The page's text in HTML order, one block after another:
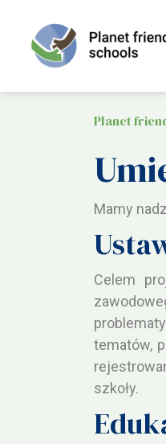
Planet
Mamy
Celem
tematów,
szkoły.